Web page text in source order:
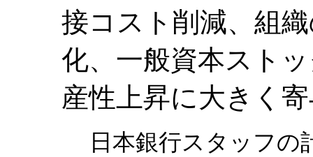
接コスト削減、組
化、一般資本スト
産性上昇に大きく
日本銀行スタッフの